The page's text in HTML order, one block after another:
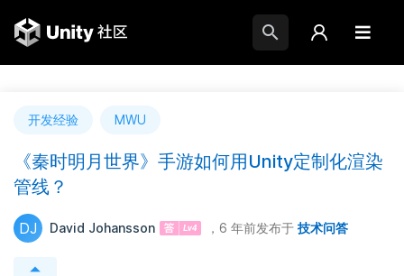
开发经验 MWU
《秦时明月世界》手游如何用Unity定制化渲染
管线？
DJ David Johansson ，6 年前发布于 技术问答